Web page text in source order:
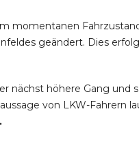
momentanen
geändert. Dies
nächst höhere Gang und
von LKW-Fahrern